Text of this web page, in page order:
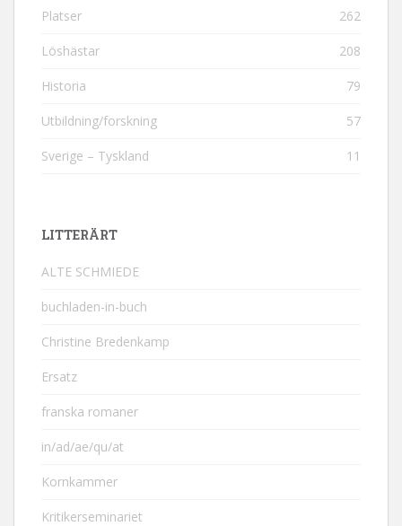
Platser 262
Löshästar 208
Historia 79
Utbildning/forskning 57
Sverige – Tyskland 11
LITTERÄRT
ALTE SCHMIEDE
buchladen-in-buch
Christine Bredenkamp
Ersatz
franska romaner
in/ad/ae/qu/at
Kornkammer
Kritikerseminariet